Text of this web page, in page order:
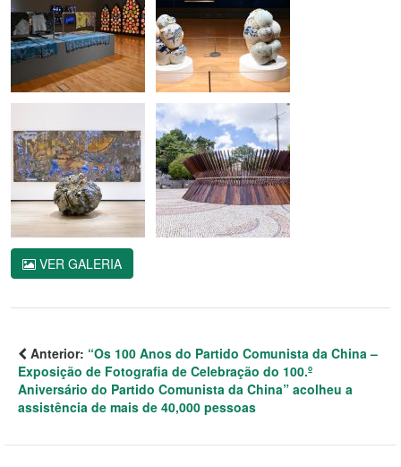
VER GALERIA
Anterior: “Os 100 Anos do Partido Comunista da China –
Exposição de Fotografia de Celebração do 100.º
Aniversário do Partido Comunista da China” acolheu a
assistência de mais de 40,000 pessoas